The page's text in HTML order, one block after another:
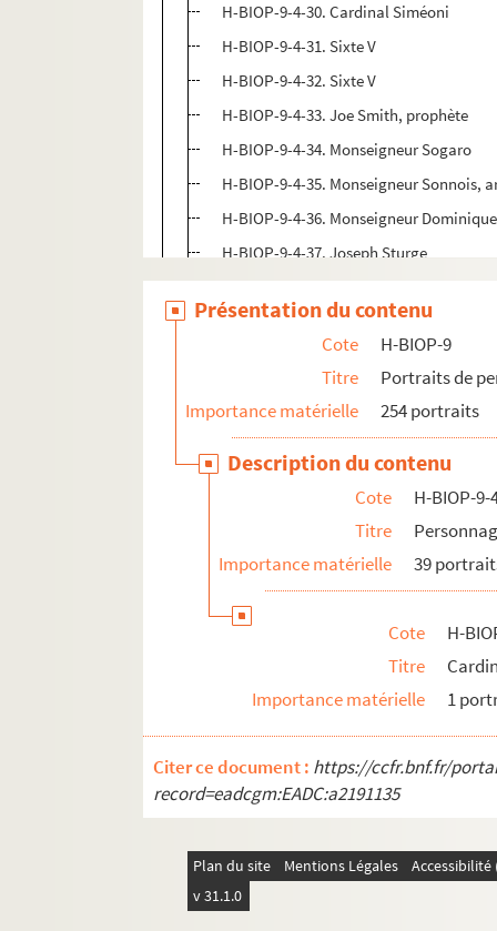
H-BIOP-9-4-30. Cardinal Siméoni
H-BIOP-9-4-31. Sixte V
H-BIOP-9-4-32. Sixte V
H-BIOP-9-4-33. Joe Smith, prophète
H-BIOP-9-4-34. Monseigneur Sogaro
H-BIOP-9-4-35. Monseigneur Sonnois,
H-BIOP-9-4-36. Monseigneur
H-BIOP-9-4-37. Joseph Sturge
H-BIOP-9-4-38. John Bird Sumner,
H-BIOP-9-4-39. Révérend Sydney Smith
Présentation du contenu
Cote
H-BIOP-9
Titre
Portraits de
Importance matérielle
254 portraits
Description du contenu
Cote
H-BIOP-9-
Titre
Importance matérielle
39
Cote
H-
Titre
Importance matérielle
1
Citer ce document : https://ccfr.bnf.fr/
record=eadcgm:EADC:a2191135
Plan du site Mentions Légales
v 31.1.0